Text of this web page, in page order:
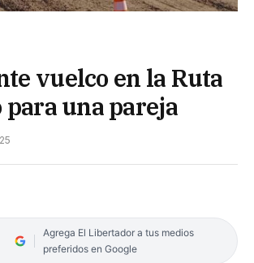
vuelco en la Ruta
para una pareja
Agrega El Libertador a tus medios
preferidos en Google